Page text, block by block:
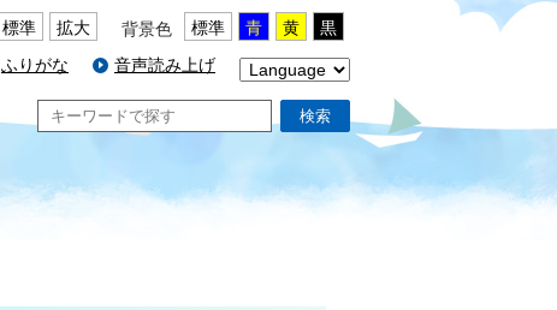
標準 拡大 背景色 標準 青 黄
黒
ふりがな
音声読み上げ
検索